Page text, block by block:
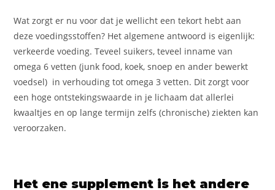
Wat zorgt er nu voor dat je wellicht een tekort hebt aan
deze voedingsstoffen? Het algemene antwoord is eigenlijk:
verkeerde voeding. Teveel suikers, teveel inname van
omega 6 vetten (junk food, koek, snoep en ander bewerkt
voedsel) in verhouding tot omega 3 vetten. Dit zorgt voor
een hoge ontstekingswaarde in je lichaam dat allerlei
kwaaltjes en op lange termijn zelfs (chronische) ziekten kan
veroorzaken.
Het ene supplement is het andere